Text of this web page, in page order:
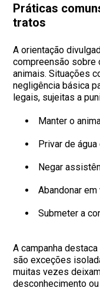
Práticas
tratos
A orientação
compreensão sobre
animais. Situações
negligência básica
legais, sujeitas a
Manter o
Privar de
Negar
Abandonar
Submeter a
A campanha
são exceções
muitas vezes
desconhecimento